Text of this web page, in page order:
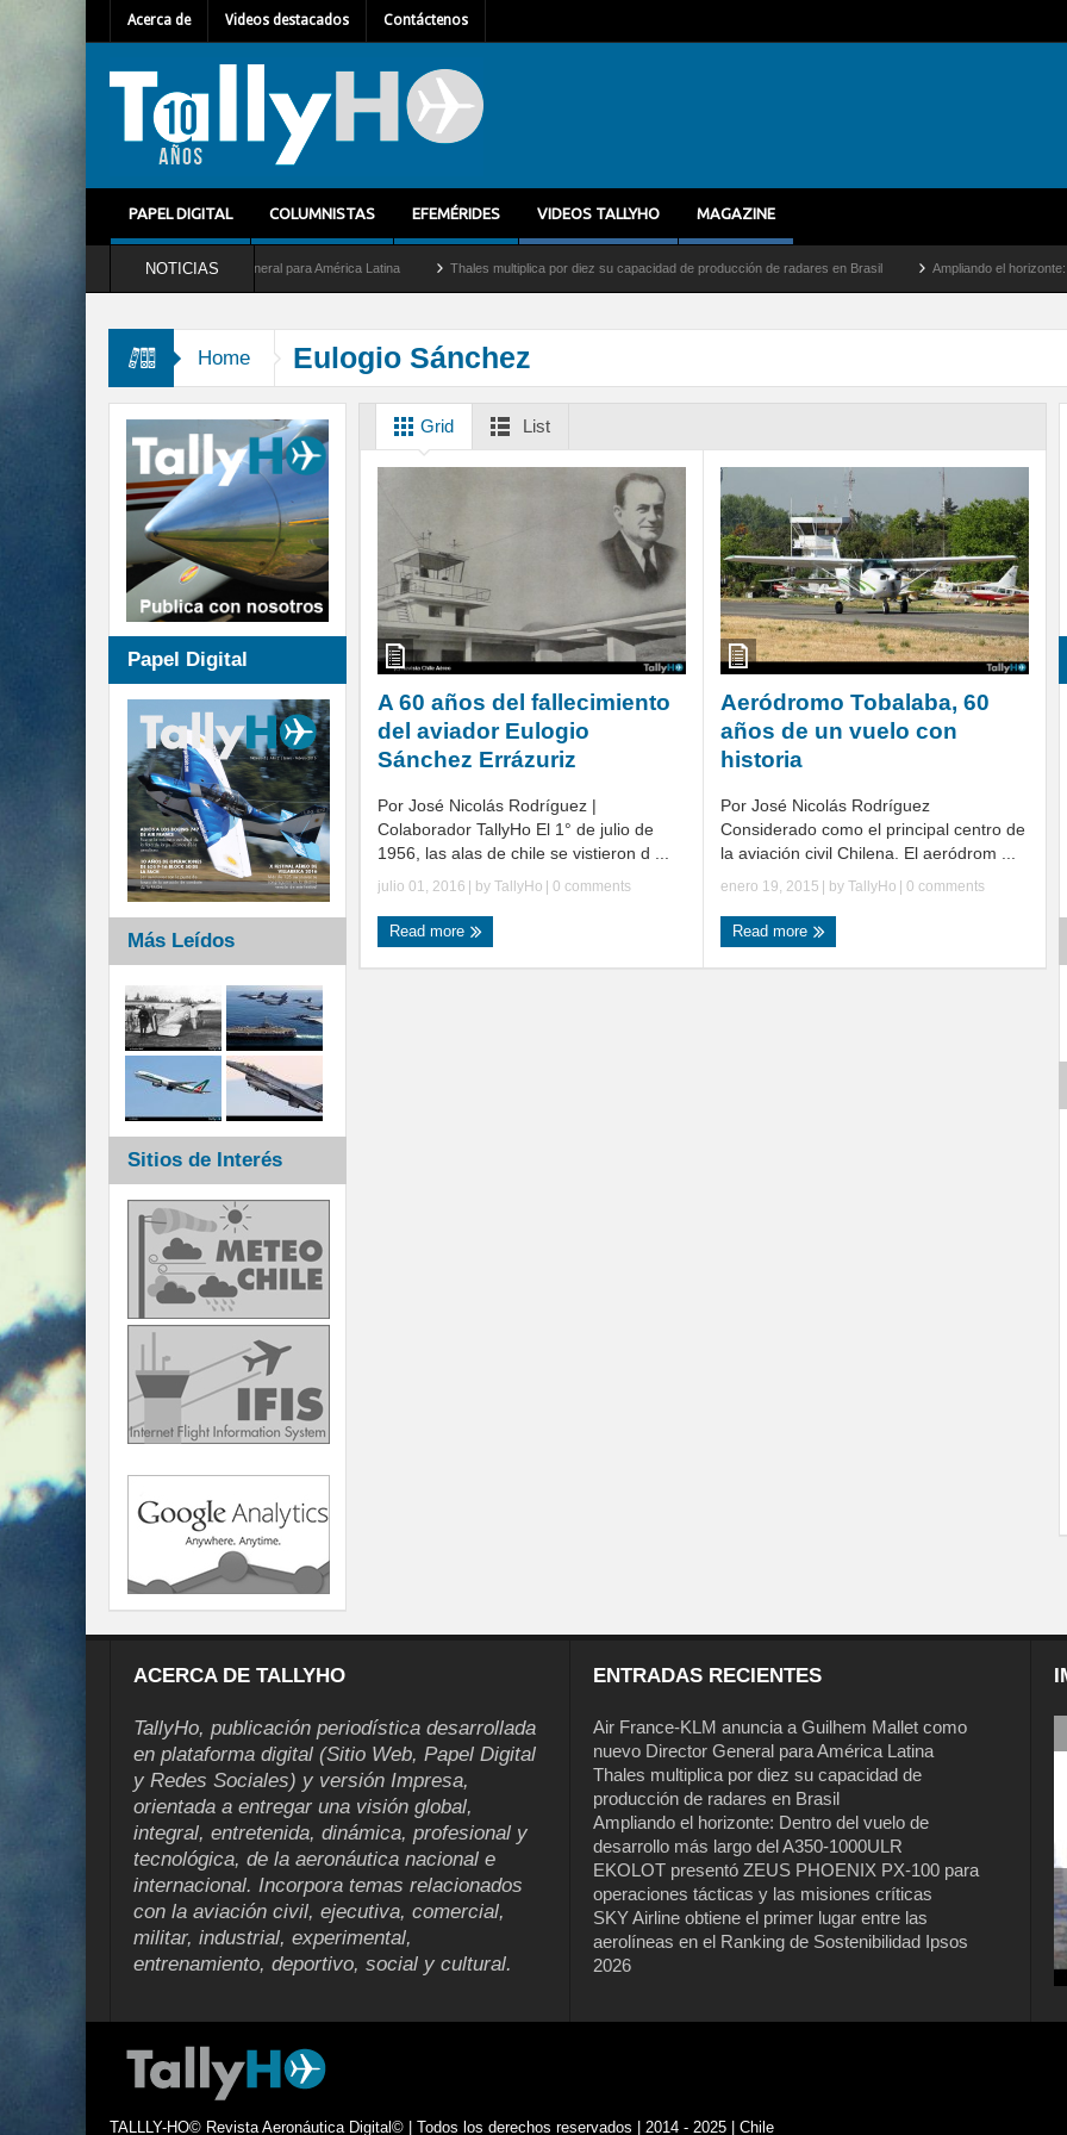
Acerca de Videos destacados Contáctenos
PAPEL DIGITAL COLUMNISTAS EFEMÉRIDES VIDEOS TALLYHO MAGAZINE
NOTICIAS
Mallet como nuevo Director General para América Latina Thales multiplica por diez su capacidad de producción de radares en Brasil Ampliando el horizonte: Dentro
Home Eulogio Sánchez
Grid List
A 60 años del fallecimiento
del aviador Eulogio
Sánchez Errázuriz
Por José Nicolás Rodríguez |
Colaborador TallyHo El 1° de julio de
1956, las alas de chile se vistieron d ...
julio 01, 2016 | by TallyHo 0 comments
Read more
Aeródromo Tobalaba, 60
años de un vuelo con
historia
Por José Nicolás Rodríguez
Considerado como el principal centro de
la aviación civil Chilena. El aeródrom ...
enero 19, 2015 | by TallyHo 0 comments
Read more
Papel Digital
Más Leídos
Sitios de Interés
ACERCA DE TALLYHO
TallyHo, publicación periodística desarrollada
en plataforma digital (Sitio Web, Papel Digital
y Redes Sociales) y versión Impresa,
orientada a entregar una visión global,
integral, entretenida, dinámica, profesional y
tecnológica, de la aeronáutica nacional e
internacional. Incorpora temas relacionados
con la aviación civil, ejecutiva, comercial,
militar, industrial, experimental,
entrenamiento, deportivo, social y cultural.
ENTRADAS RECIENTES
Air France-KLM anuncia a Guilhem Mallet como
nuevo Director General para América Latina
Thales multiplica por diez su capacidad de
producción de radares en Brasil
Ampliando el horizonte: Dentro del vuelo de
desarrollo más largo del A350-1000ULR
EKOLOT presentó ZEUS PHOENIX PX-100 para
operaciones tácticas y las misiones críticas
SKY Airline obtiene el primer lugar entre las
aerolíneas en el Ranking de Sostenibilidad Ipsos
2026
TALLLY-HO© Revista Aeronáutica Digital© | Todos los derechos reservados | 2014 - 2025 | Chile